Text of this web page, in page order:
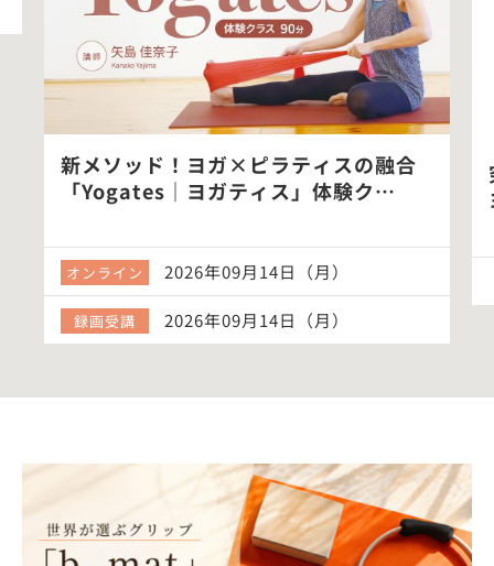
メソッド！ヨガ×ピラティスの融合
Yogates｜ヨガティス」体験ク…
オンライン 2026年09月14日（月）
2026年09月14日（月）
究極
ヨガ